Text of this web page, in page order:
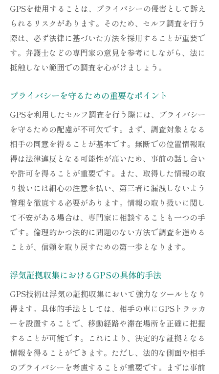
GPSを使用することは、プライバシーの侵害として訴え
られるリスクがあります。そのため、セルフ調査を行う
際は、必ず法律に基づいた方法を採用することが重要で
す。弁護士などの専門家の意見を参考にしながら、法に
抵触しない範囲での調査を心がけましょう。
プライバシーを守るための重要なポイント
GPSを利用したセルフ調査を行う際には、プライバシー
を守るための配慮が不可欠です。まず、調査対象となる
相手の同意を得ることが基本です。無断での位置情報取
得は法律違反となる可能性が高いため、事前の話し合い
や許可を得ることが重要です。また、取得した情報の取
り扱いには細心の注意を払い、第三者に漏洩しないよう
管理を徹底する必要があります。情報の取り扱いに関し
て不安がある場合は、専門家に相談することも一つの手
です。倫理的かつ法的に問題のない方法で調査を進める
ことが、信頼を取り戻すための第一歩となります。
浮気証拠収集におけるGPSの具体的手法
GPS技術は浮気の証拠収集において強力なツールとなり
得ます。具体的手法としては、相手の車にGPSトラッカ
ーを設置することで、移動経路や滞在場所を正確に把握
することが可能です。これにより、決定的な証拠となる
情報を得ることができます。ただし、法的な側面や相手
のプライバシーを考慮することが重要です。まずは事前